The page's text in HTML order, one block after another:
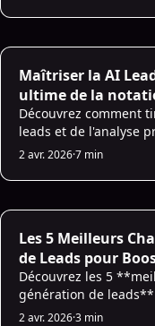
taux de réponse et
AI for Sales
Maîtriser la AI
ultime de la
avec AI
Découvrez comment
leads et de l'analyse
optimiser les efforts
vendre.
2 avr. 2026·7 min
AI for Sales
Les 5 Meilleurs
de Leads pour
Découvrez les 5
génération de
efficacité pour
2 avr. 2026·3 min